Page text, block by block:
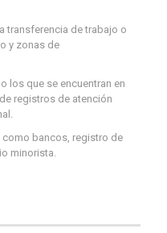
transferencia de trabajo o
y zonas de
los que se encuentran en
registros de atención
como bancos, registro de
minorista.